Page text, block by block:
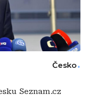
Česko
Seznam.cz